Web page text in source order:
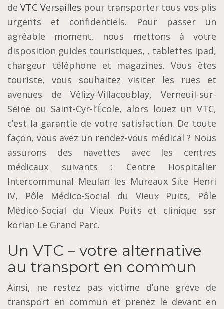
deVTC Versailles pour transporter tous vos plis
urgents et confidentiels. Pour passer un
agréable moment, nous mettons à votre
disposition guides touristiques, , tablettes Ipad,
chargeur téléphone et magazines. Vous êtes
touriste, vous souhaitez visiter les rues et
avenues de Vélizy-Villacoublay, Verneuil-sur-
Seine ou Saint-Cyr-l’École, alors louez un VTC,
c’est la garantie de votre satisfaction. De toute
façon, vous avez un rendez-vous médical ? Nous
assurons des navettes avec les centres
médicaux suivants : Centre Hospitalier
Intercommunal Meulan les Mureaux Site Henri
IV, Pôle Médico-Social du Vieux Puits, Pôle
Médico-Social du Vieux Puits et clinique ssr
korian Le Grand Parc.
Un VTC – votre alternative
au transport en commun
Ainsi, ne restez pas victime d’une grève de
transport en commun et prenez le devant en